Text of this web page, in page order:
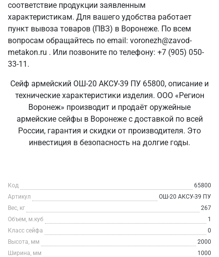
соответствие продукции заявленным
характеристикам. Для вашего удобства работает
пункт вывоза товаров (ПВЗ) в Воронеже. По всем
вопросам обращайтесь по email: voronezh@zavod-
metakon.ru . Или позвоните по телефону: +7 (905) 050-
33-11.
Сейф армейский ОШ-20 АКСУ-39 ПУ 65800, описание и
технические характеристики изделия. ООО «Регион
Воронеж» производит и продаёт оружейные
армейские сейфы в Воронеже с доставкой по всей
России, гарантия и скидки от производителя. Это
инвестиция в безопасность на долгие годы.
Код
65800
Артикул
ОШ-20 АКСУ-39 ПУ
Вес, кг
267
Объем, м.куб
1
Класс сейфа
0
Высота, мм
2000
Ширина, мм
1000